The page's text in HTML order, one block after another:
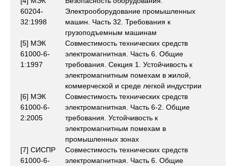
60204-
32:1998
Электрооборудование промышленных
машин. Часть 32. Требования к
грузоподъемным машинам
[5] МЭК
61000-6-
1:1997
Совместимость технических средств
электромагнитная. Часть 6. Общие
требования. Секция 1. Устойчивость к
электромагнитным помехам в жилой,
коммерческой и среде легкой индустрии
[6] МЭК
61000-6-
2:2005
Совместимость технических средств
электромагнитная. Часть 6-2. Общие
требования. Устойчивость к
электромагнитным помехам в
промышленных зонах
[7] СИСПР
61000-6-
Совместимость технических средств
электромагнитная. Часть 6. Общие